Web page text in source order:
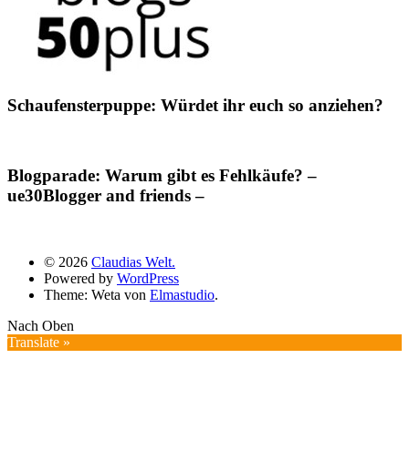
Schaufensterpuppe: Würdet ihr euch so anziehen?
Blogparade: Warum gibt es Fehlkäufe? –
ue30Blogger and friends –
© 2026 Claudias Welt.
Powered by WordPress
Theme: Weta von Elmastudio.
Nach Oben
Translate »